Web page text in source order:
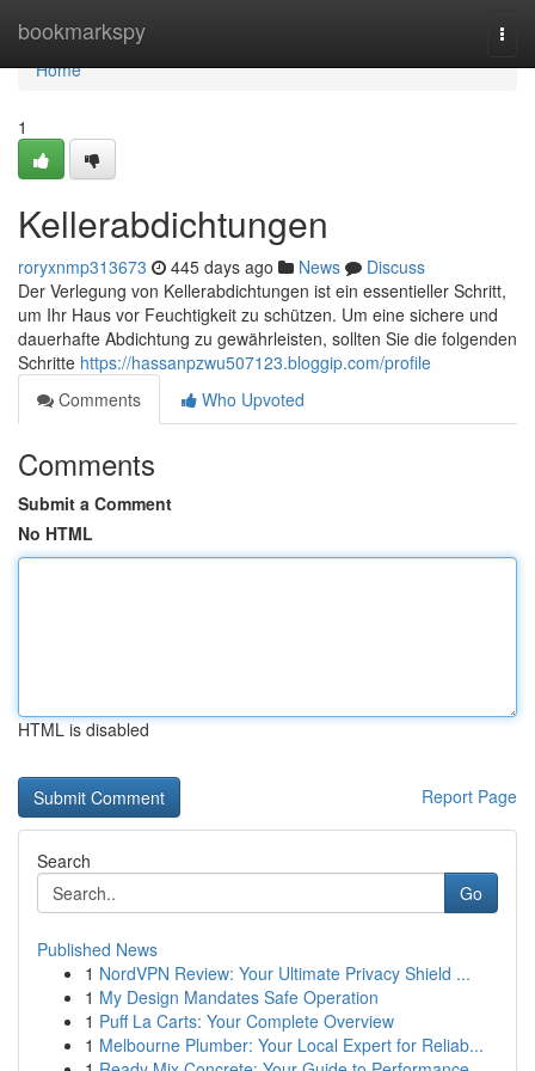
bookmarkspy
Home
Home
1
Kellerabdichtungen
roryxnmp313673 445 days ago News
Discuss
Der Verlegung von Kellerabdichtungen ist ein essentieller Schritt,
um Ihr Haus vor Feuchtigkeit zu schützen. Um eine sichere und
dauerhafte Abdichtung zu gewährleisten, sollten Sie die folgenden
Schritte https://hassanpzwu507123.bloggip.com/profile
Comments
Who Upvoted
Comments
Submit a Comment
No HTML
HTML is disabled
Report Page
Search
Go
Published News
1 NordVPN Review: Your Ultimate Privacy Shield ...
1 My Design Mandates Safe Operation
1 Puff La Carts: Your Complete Overview
1 Melbourne Plumber: Your Local Expert for Reliab...